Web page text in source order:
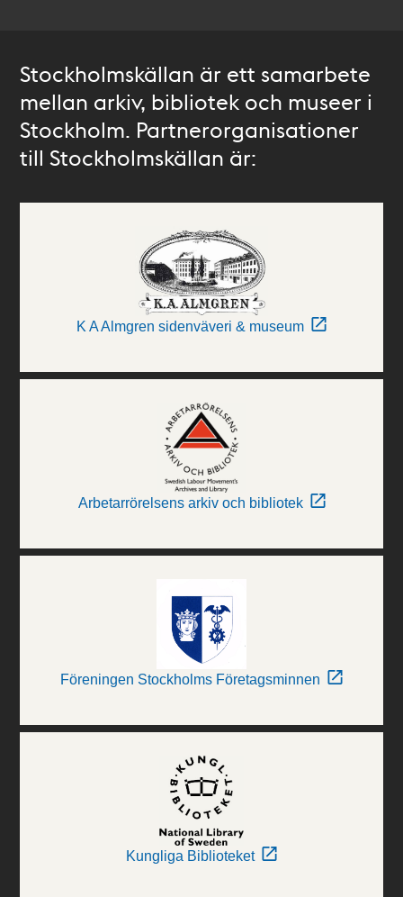
Stockholmskällan är ett samarbete
mellan arkiv, bibliotek och museer i
Stockholm. Partnerorganisationer
till Stockholmskällan är:
K A Almgren sidenväveri & museum
Arbetarrörelsens arkiv och bibliotek
Föreningen Stockholms Företagsminnen
Kungliga Biblioteket